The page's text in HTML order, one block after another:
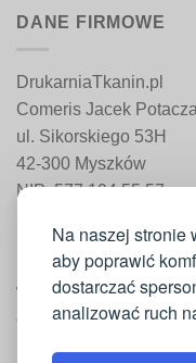
Na naszej stronie
aby poprawić
dostarczać
analizować ruch
DANE FIRMOWE
DrukarniaTkanin.pl
Comeris Jacek
ul. Sikorskiego 53H
42-300 Myszków
NIP: 577 194 55 57
WAŻNE